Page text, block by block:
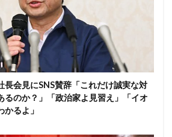
長会見にSNS賛辞「これだけ誠実な対
るのか？」「政治家よ見習え」「イオ
るよ」